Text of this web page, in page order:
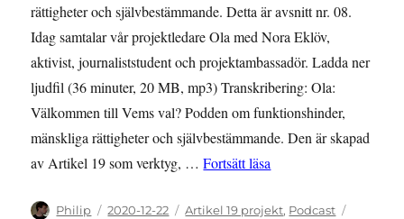
rättigheter och självbestämmande. Detta är avsnitt nr. 08.
Idag samtalar vår projektledare Ola med Nora Eklöv,
aktivist, journaliststudent och projektambassadör. Ladda ner
ljudfil (36 minuter, 20 MB, mp3) Transkribering: Ola:
Välkommen till Vems val? Podden om funktionshinder,
mänskliga rättigheter och självbestämmande. Den är skapad
av Artikel 19 som verktyg, …Fortsätt läsa
Författare
Philip Publicerat
2020-12-22 Kategorier
Artikel 19 projekt, Podcast